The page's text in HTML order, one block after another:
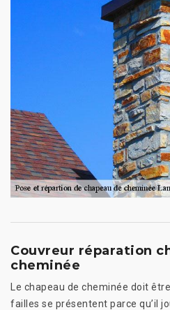
Couvreur réparation
cheminée
Le chapeau de cheminée doit
failles se présentent parce qu’il